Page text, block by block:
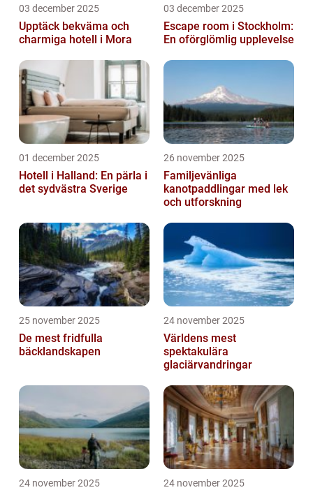
03 december 2025
Upptäck bekväma och
charmiga hotell i Mora
03 december 2025
Escape room i Stockholm:
En oförglömlig upplevelse
01 december 2025
Hotell i Halland: En pärla i
det sydvästra Sverige
26 november 2025
Familjevänliga
kanotpaddlingar med lek
och utforskning
25 november 2025
De mest fridfulla
bäcklandskapen
24 november 2025
Världens mest
spektakulära
glaciärvandringar
24 november 2025 24 november 2025